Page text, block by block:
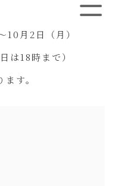
10月2日（月）
は18時まで）
す。